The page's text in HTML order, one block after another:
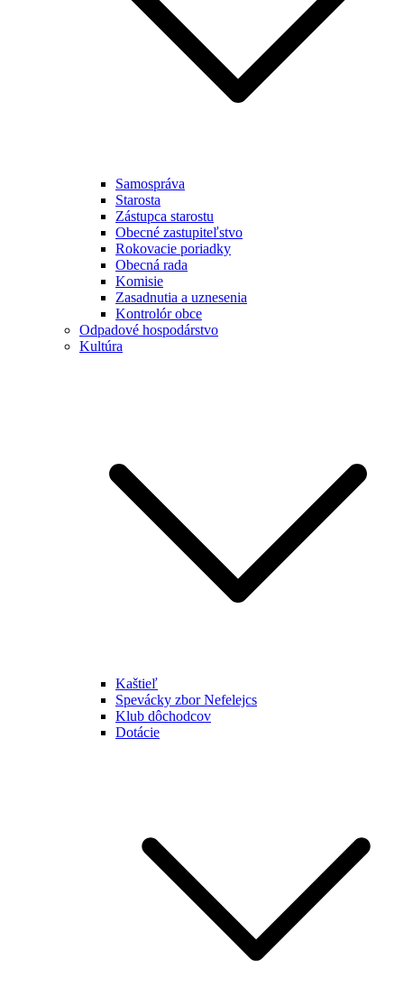
Samospráva
Starosta
Zástupca starostu
Obecné zastupiteľstvo
Rokovacie poriadky
Obecná rada
Komisie
Zasadnutia a uznesenia
Kontrolór obce
Odpadové hospodárstvo
Kultúra
Kaštieľ
Spevácky zbor Nefelejcs
Klub dôchodcov
Dotácie